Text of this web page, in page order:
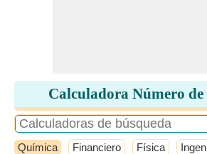
Calculadora Número
Química Financiero Física